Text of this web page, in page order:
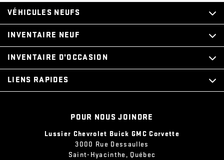
POUR NOUS JOINDRE
Lussier Chevrolet Buick GMC Corvette
3000 Rue Dessaulles
Saint-Hyacinthe , Québec
VÉHICULES NEUFS
INVENTAIRE NEUF
INVENTAIRE D’OCCASION
LIENS RAPIDES